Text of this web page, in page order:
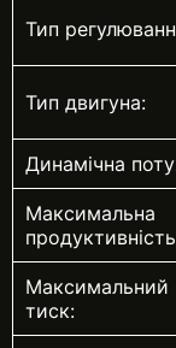
Тип
Тип двигуна:
Динамічна
Максимальна
Максимальний
тиск: